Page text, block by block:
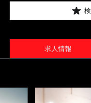
求人情報